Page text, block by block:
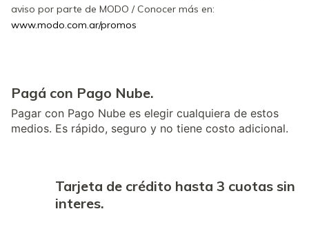
aviso por parte de MODO / Conocer más en:
www.modo.com.ar/promos
Pagá con Pago Nube.
Pagar con Pago Nube es elegir cualquiera de estos
medios. Es rápido, seguro y no tiene costo adicional.
Tarjeta de crédito hasta 3 cuotas sin
interes.